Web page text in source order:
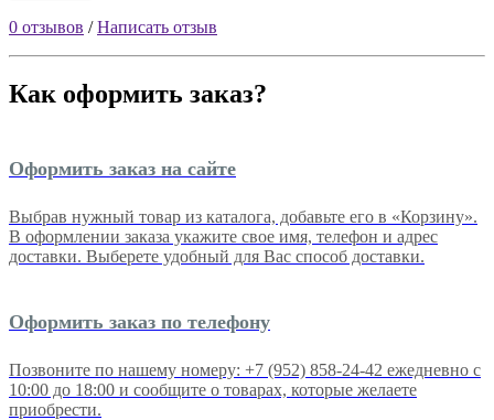
0 отзывов /Написать отзыв
Как оформить заказ?
Оформить заказ на сайте
Выбрав нужный товар из каталога, добавьте его в «Корзину».
В оформлении заказа укажите свое имя, телефон и адрес
доставки. Выберете удобный для Вас способ доставки.
Оформить заказ по телефону
Позвоните по нашему номеру: +7 (952) 858-24-42 ежедневно с
10:00 до 18:00 и сообщите о товарах, которые желаете
приобрести.